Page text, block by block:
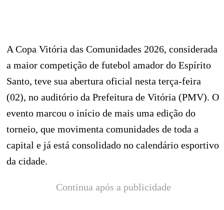
A Copa Vitória das Comunidades 2026, considerada
a maior competição de futebol amador do Espírito
Santo, teve sua abertura oficial nesta terça-feira
(02), no auditório da Prefeitura de Vitória (PMV). O
evento marcou o início de mais uma edição do
torneio, que movimenta comunidades de toda a
capital e já está consolidado no calendário esportivo
da cidade.
Continua após a publicidade